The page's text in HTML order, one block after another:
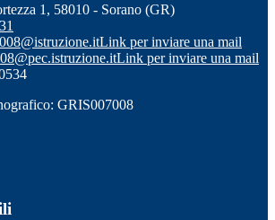
1, 58010 - Sorano (GR)
Link per inviare una mail
Link per inviare una mail
GRIS007008